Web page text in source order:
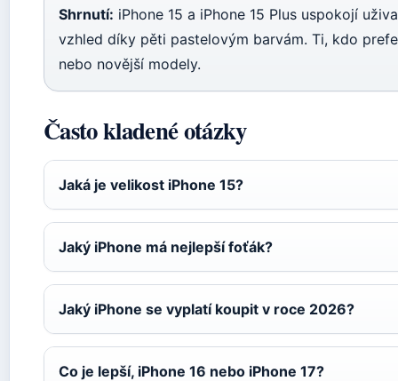
Shrnutí: iPhone 15 a iPhone 15 Plus uspokojí
vzhled díky pěti pastelovým barvám. Ti, kdo
nebo novější modely.
Často kladené otázky
Jaká je velikost iPhone 15?
Jaký iPhone má nejlepší foťák?
Jaký iPhone se vyplatí koupit v roce 2026?
Co je lepší, iPhone 16 nebo iPhone 17?